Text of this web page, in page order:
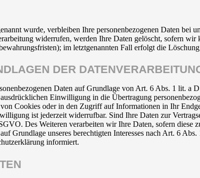
wurde, verbleiben Ihre personenbezogenen Daten bei
widerrufen, werden Ihre Daten gelöscht, sofern
im letztgenannten Fall erfolgt die
DER
Daten auf Grundlage von Art. 6 Abs. 1 lit.
Einwilligung in die Übertragung
Cookies oder in den Zugriff auf Informationen in Ihr
ist jederzeit widerrufbar. Sind Ihre Daten zur
Des Weiteren verarbeiten wir Ihre Daten, sofern
Grundlage unseres berechtigten Interesses nach Art. 6
informiert.